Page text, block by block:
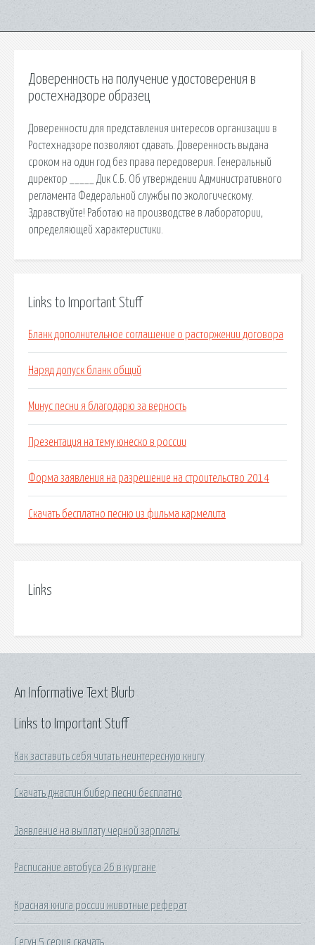
Доверенность на получение удостоверения в
ростехнадзоре образец
Доверенности для представления интересов организации в
Ростехнадзоре позволяют сдавать. Доверенность выдана
сроком на один год без права передоверия. Генеральный
директор _____ Дик С.Б. Об утверждении Административного
регламента Федеральной службы по экологическому.
Здравствуйте! Работаю на производстве в лаборатории,
определяющей характеристики.
Links to Important Stuff
Бланк дополнительное соглашение о расторжении договора
Наряд допуск бланк общий
Минус песни я благодарю за верность
Презентация на тему юнеско в россии
Форма заявления на разрешение на строительство 2014
Скачать бесплатно песню из фильма кармелита
Links
Links to Important Stuff
Как заставить себя читать неинтересную книгу
Скачать джастин бибер песни бесплатно
Заявление на выплату черной зарплаты
Расписание автобуса 26 в кургане
Красная книга россии животные реферат
Сегун 5 серия скачать
An Informative Text Blurb